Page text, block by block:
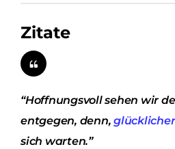
Zitate
“Hoffnungsvoll sehen wir
entgegen, denn,
sich warten.”